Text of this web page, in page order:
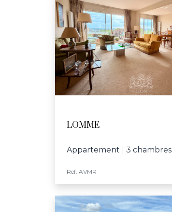
LOMME
Appartement 3 chambres
Réf. AVMR